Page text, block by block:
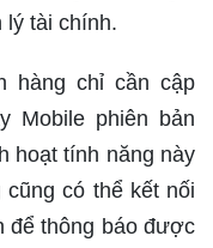
lý tài chính.​
hàng chỉ cần cập
Mobile phiên bản
hoạt tính năng này
cũng có thể kết nối
để thông báo được